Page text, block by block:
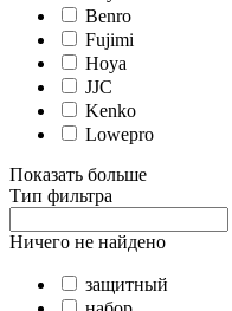
Benro
Fujimi
Hoya
JJC
Kenko
Lowepro
Показать больше
Тип фильтра
Ничего не найдено
защитный